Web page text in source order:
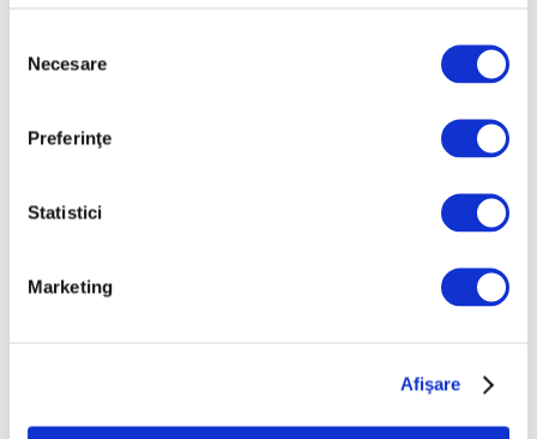
consimțământului
Necesare
Preferinţe
Statistici
Marketing
Afişare
Septembrie 2023